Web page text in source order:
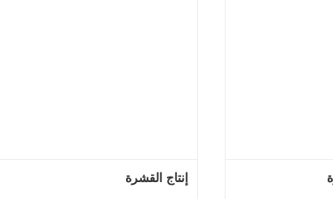
إنتاج القشرة